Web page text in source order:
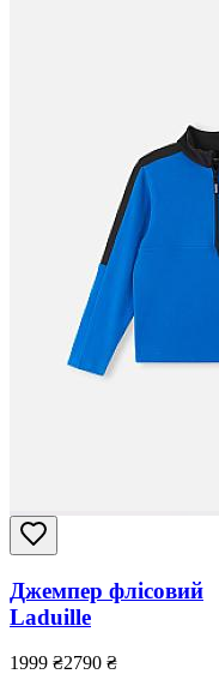
Джемпер флісовий
Laduille
1999 ₴2790 ₴